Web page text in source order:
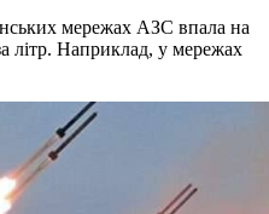
мережах АЗС впала на
літр. Наприклад, у мережах